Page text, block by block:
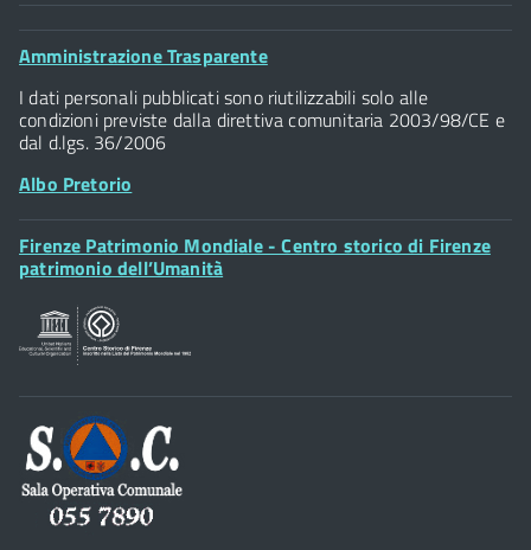
Comune di Firenze
Palazzo Vecchio
Piazza della Signoria - 50122, Firenze
P.IVA 01307110484
Posta Elettronica Certificata
Footer
Amministrazione Trasparente
I dati personali pubblicati sono riutilizzabili solo alle
condizioni previste dalla direttiva comunitaria 2003/98/CE e
dal d.lgs. 36/2006
Albo Pretorio
Footer
Widget
Firenze Patrimonio Mondiale - Centro storico di Firenze
patrimonio dell’Umanità
Footer
Widget